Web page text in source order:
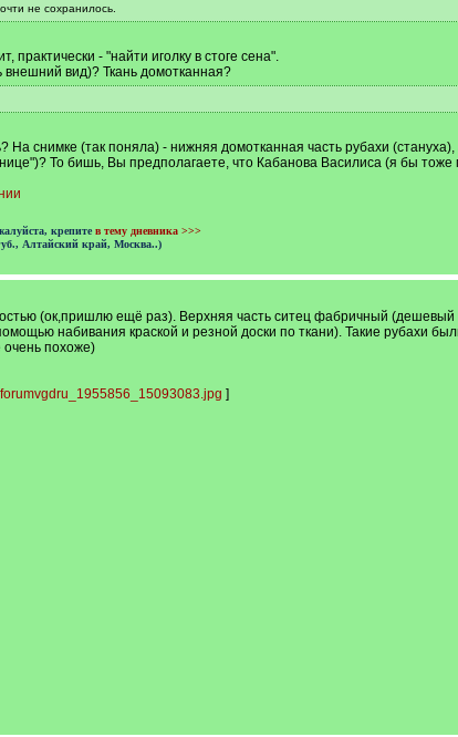
не сохранилось.
- "найти иголку в стоге сена".
вид)? Ткань домотканная?
На снимке (так поняла) - нижняя домотканная часть рубахи
То бишь, Вы предполагаете, что Кабанова Василиса (я бы
крепите в тему дневника >>>
Алтайский край, Москва..)
(ок,пришлю ещё раз). Верхняя часть ситец фабричный (дешевый
набивания краской и резной доски по ткани). Такие рубахи
очень похоже)
]